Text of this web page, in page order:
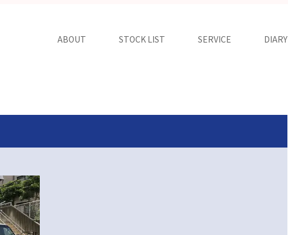
ABOUT STOCK LIST SERVICE DIARY